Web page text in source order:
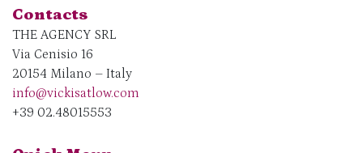
Contacts
THE AGENCY SRL
Via Cenisio 16
20154 Milano – Italy
info@vickisatlow.com
+39 02.48015553